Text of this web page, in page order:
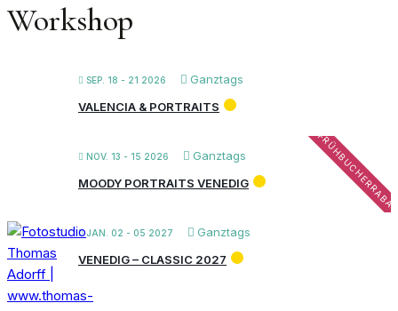
Workshop
SEP. 18 - 21 2026
Ganztags
VALENCIA & PORTRAITS
NOV. 13 - 15 2026 Ganztags
MOODY PORTRAITS VENEDIG
JAN. 02 - 05 2027
Ganztags
VENEDIG – CLASSIC 2027